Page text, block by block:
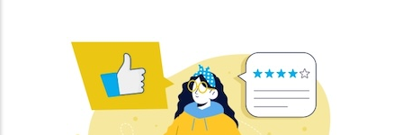
sem dobila tako iskren odgovor, zato
res hvala! O svojih težavah težko
spregovorim, zelo lažje mi je pisat in